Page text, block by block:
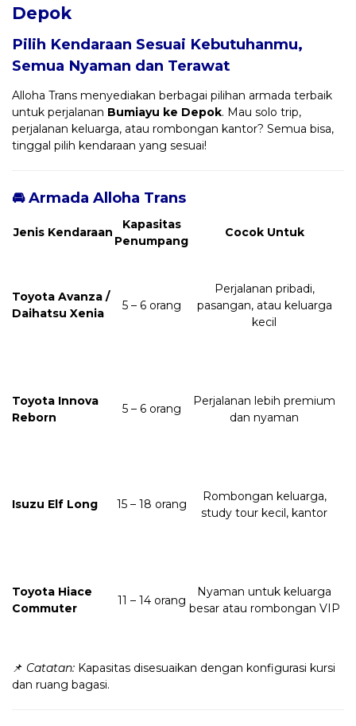
Depok
Pilih Kendaraan Sesuai Kebutuhanmu,
Semua Nyaman dan Terawat
Alloha Trans menyediakan berbagai pilihan armada terbaik
untuk perjalanan Bumiayu ke Depok. Mau solo trip,
perjalanan keluarga, atau rombongan kantor? Semua bisa,
tinggal pilih kendaraan yang sesuai!
🚘 Armada Alloha Trans
Jenis Kendaraan
Kapasitas
Penumpang
Cocok Untuk
Toyota Avanza /
Daihatsu Xenia
5 – 6 orang
Perjalanan pribadi,
pasangan, atau keluarga
kecil
Toyota Innova
Reborn
5 – 6 orang
Perjalanan lebih premium
dan nyaman
Isuzu Elf Long 15 – 18 orang
Rombongan keluarga,
study tour kecil, kantor
Toyota Hiace
Commuter
11 – 14 orang
Nyaman untuk keluarga
besar atau rombongan VIP
📌 Catatan: Kapasitas disesuaikan dengan konfigurasi kursi
dan ruang bagasi.